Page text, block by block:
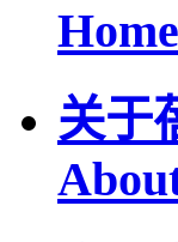
Home
关于